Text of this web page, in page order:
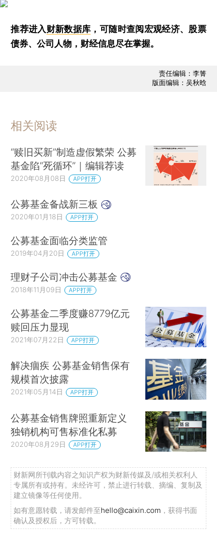
推荐进入财新数据库 ，可随时查阅宏观经济、股票
债券、公司人物，财经信息尽在掌握。
责任编辑：李箐
版面编辑：吴秋晗
相关阅读
“赎旧买新”制造虚假繁荣 公募
基金陷“死循环”｜编辑荐读
2020年08月08日 APP打开
公募基金备战新三板
2020年01月18日 APP打开
公募基金面临分类监管
2019年04月20日 APP打开
理财子公司冲击公募基金
2018年11月09日 APP打开
公募基金二季度赚8779亿元
赎回压力显现
2021年07月22日 APP打开
解决痼疾 公募基金销售保有
规模首次披露
2021年05月14日 APP打开
公募基金销售牌照重新定义
独销机构可售标准化私募
2020年08月29日 APP打开
财新网所刊载内容之知识产权为财新传媒及/或相关权利人
专属所有或持有。未经许可，禁止进行转载、摘编、复制及
建立镜像等任何使用。
如有意愿转载，请发邮件至hello@caixin.com ，获得书面
确认及授权后，方可转载。